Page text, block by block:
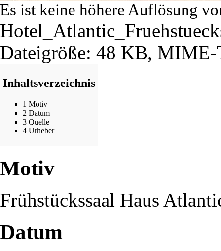
Es ist keine höhere Auflösung
Dateigröße: 48 KB,
Inhaltsverzeichnis
1 Motiv
2 Datum
3 Quelle
4 Urheber
Motiv
Frühstückssaal Haus
Datum